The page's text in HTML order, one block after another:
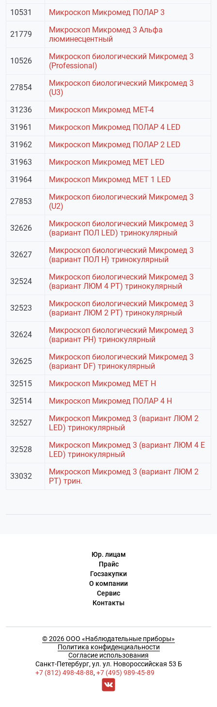
10531
Микроскоп Микромед ПОЛАР 3
21779
Микроскоп Микромед 3 Альфа
люминесцентный
10526
Микроскоп биологический Микромед 3
(Professional)
27854
Микроскоп биологический Микромед 3
(U3)
31236
Микроскоп Микромед МЕТ-4
31961
Микроскоп Микромед ПОЛАР 4 LED
31962
Микроскоп Микромед ПОЛАР 2 LED
31963
Микроскоп Микромед МЕТ LED
31964
Микроскоп Микромед МЕТ 1 LED
27853
Микроскоп биологический Микромед 3
(U2)
32626
Микроскоп биологический Микромед 3
(вариант ПОЛ LED) тринокулярный
32627
Микроскоп биологический Микромед 3
(вариант ПОЛ Н) тринокулярный
32524
Микроскоп биологический Микромед 3
(вариант ЛЮМ 4 РТ) тринокулярный
32523
Микроскоп биологический Микромед 3
(вариант ЛЮМ 2 РТ) тринокулярный
32624
Микроскоп биологический Микромед 3
(вариант РН) тринокулярный
32625
Микроскоп биологический Микромед 3
(вариант DF) тринокулярный
32515
Микроскоп Микромед МЕТ H
32514
Микроскоп Микромед ПОЛАР 4 H
32527
Микроскоп Микромед 3 (вариант ЛЮМ 2
LED) тринокулярный
32528
Микроскоп Микромед 3 (вариант ЛЮМ 4 Е
LED) тринокулярный
33032
Микроскоп Микромед 3 (вариант ЛЮМ 2
РТ) трин.
Юр. лицам
Прайс
Госзакупки
О компании
Сервис
Контакты
© 2026 ООО «Наблюдательные приборы»
Политика конфиденциальности
Согласие использования
Cанкт-Петербург, ул. ул. Новороссийская 53 Б
+7 (812) 498-48-88, +7 (495) 989-45-89